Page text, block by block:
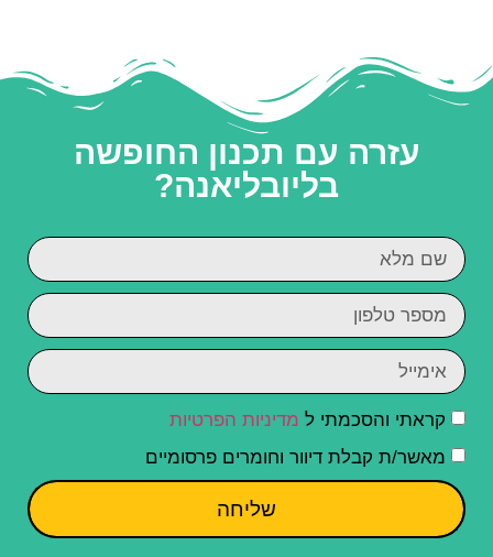
עזרה עם תכנון החופשה
בליובליאנה?
קראתי והסכמתי ל מדיניות הפרטיות
מאשר/ת קבלת דיוור וחומרים פרסומיים
שליחה